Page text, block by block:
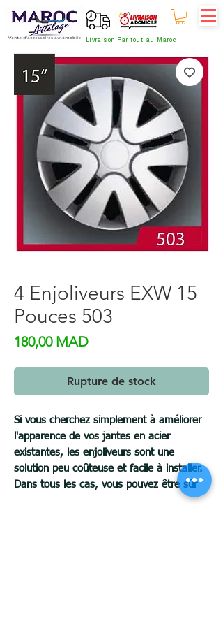
Livraison Par tout au Maroc
4 Enjoliveurs EXW 15
Pouces 503
180,00 MADPrix
Rupture de stock
Si vous cherchez simplement à améliorer
l'apparence de vos jantes en acier
existantes, les enjoliveurs sont une
solution peu coûteuse et facile à installer.
Dans tous les cas, vous pouvez être sûr
que votre voiture aura une apparence plus